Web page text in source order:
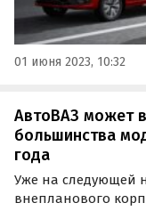
01 июня 2023, 10:32
АвтоВАЗ может
большинства
года
Уже на следующей
внепланового